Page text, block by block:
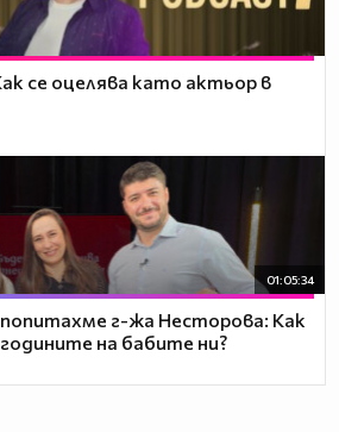
се оцелява като актьор в
01:05:34
г-жа Несторова: Как
на бабите ни?